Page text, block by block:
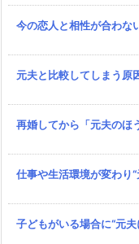
今の恋人と相性が合わな
元夫と比較してしまう原
再婚してから「元夫のほ
仕事や生活環境が変わり
子どもがいる場合に“元